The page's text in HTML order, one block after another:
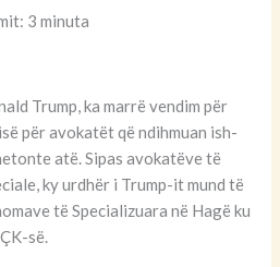
3 minuta
Trump, ka marrë vendim për
për avokatët që ndihmuan ish-
atë. Sipas avokatëve të
ky urdhër i Trump-it mund të
të Specializuara në Hagë ku
së.